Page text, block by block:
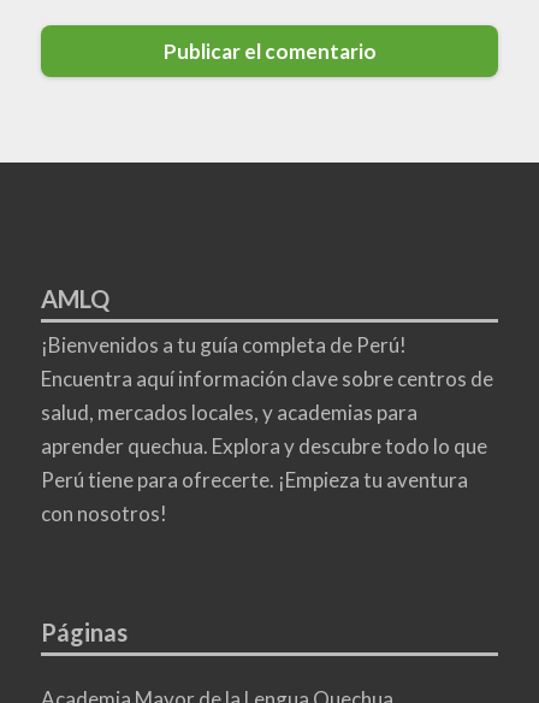
AMLQ
¡Bienvenidos a tu guía completa de Perú!
Encuentra aquí información clave sobre centros de
salud, mercados locales, y academias para
aprender quechua. Explora y descubre todo lo que
Perú tiene para ofrecerte. ¡Empieza tu aventura
con nosotros!
Páginas